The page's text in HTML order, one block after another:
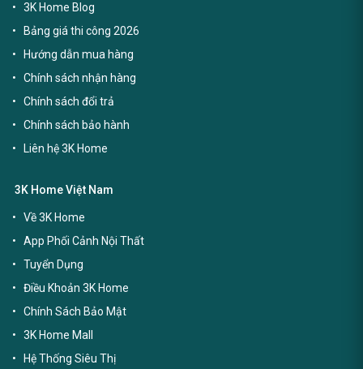
3K Home Blog
Bảng giá thi công 2026
Hướng dẫn mua hàng
Chính sách nhận hàng
Chính sách đổi trả
Chính sách bảo hành
Liên hệ 3K Home
3K Home Việt Nam
Về 3K Home
App Phối Cảnh Nội Thất
Tuyển Dụng
Điều Khoản 3K Home
Chính Sách Bảo Mật
3K Home Mall
Hệ Thống Siêu Thị